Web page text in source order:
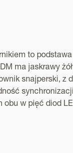
to
ma jaskrawy
snajperski, z
w pięć diod